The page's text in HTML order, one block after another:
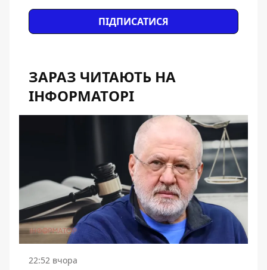
ПІДПИСАТИСЯ
ЗАРАЗ ЧИТАЮТЬ НА
ІНФОРМАТОРІ
22:52 вчора